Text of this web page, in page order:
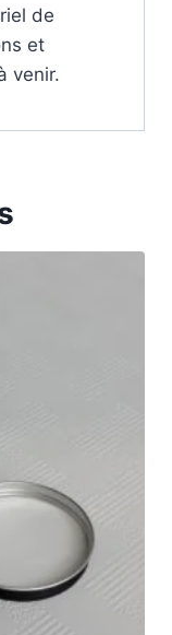
de
et
venir.